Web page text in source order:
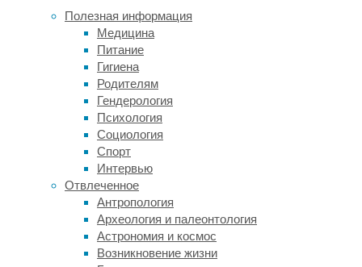
Полезная информация
Медицина
Питание
Гигиена
Родителям
Гендерология
Психология
Социология
Спорт
Интервью
Отвлеченное
Антропология
Археология и палеонтология
Астрономия и космос
Возникновение жизни
нашей
статье),
делает
видимыми
определённые
области
мозга.
случае
исследования
йельских
нейробиологов,
«подсвечивались»
именно
синапсы.